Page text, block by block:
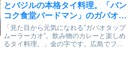
とバジルの本格タイ料理。「バン
コク食堂バードマン」のガパオタ
ップムーラーカオを実食【かえる
のピクルスと実食レビュー】
「見た目から元気になれる”ガパオタップ
ムーラーカオ”。飲み物のカレーと楽しめ
るタイ料理。」金の字です。広島でフー